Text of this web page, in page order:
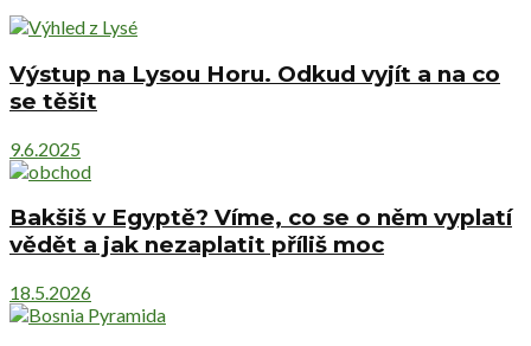
Výstup na Lysou Horu. Odkud vyjít a na co
se těšit
9.6.2025
Bakšiš v Egyptě? Víme, co se o něm vyplatí
vědět a jak nezaplatit příliš moc
18.5.2026